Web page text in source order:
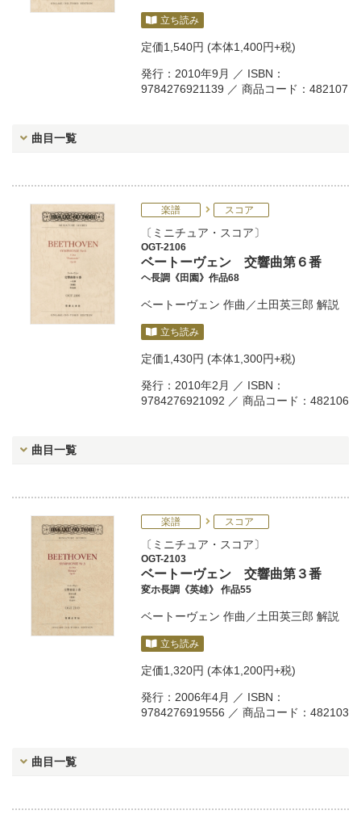
立ち読み
定価1,540円 (本体1,400円+税)
発行：2010年9月 ／ ISBN：
9784276921139 ／ 商品コード：482107
曲目一覧
楽譜 スコア
ミニチュア・スコア
OGT-2106
ベートーヴェン 交響曲第６番
ヘ長調《田園》作品68
ベートーヴェン 作曲／土田英三郎 解説
立ち読み
定価1,430円 (本体1,300円+税)
発行：2010年2月 ／ ISBN：
9784276921092 ／ 商品コード：482106
曲目一覧
楽譜 スコア
ミニチュア・スコア
OGT-2103
ベートーヴェン 交響曲第３番
変ホ長調《英雄》 作品55
ベートーヴェン 作曲／土田英三郎 解説
立ち読み
定価1,320円 (本体1,200円+税)
発行：2006年4月 ／ ISBN：
9784276919556 ／ 商品コード：482103
曲目一覧